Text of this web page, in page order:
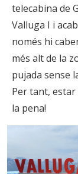
telecabina de
Valluga I i
només hi
més alt de la
pujada sense
Per tant,
la pena!